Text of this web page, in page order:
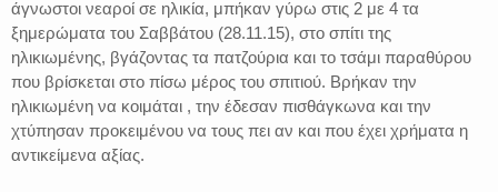
άγνωστοι νεαροί σε ηλικία, μπήκαν γύρω στις 2 με 4 τα
ξημερώματα του Σαββάτου (28.11.15), στο σπίτι της
ηλικιωμένης, βγάζοντας τα πατζούρια και το τσάμι παραθύρου
που βρίσκεται στο πίσω μέρος του σπιτιού. Βρήκαν την
ηλικιωμένη να κοιμάται , την έδεσαν πισθάγκωνα και την
χτύπησαν προκειμένου να τους πει αν και που έχει χρήματα η
αντικείμενα αξίας.